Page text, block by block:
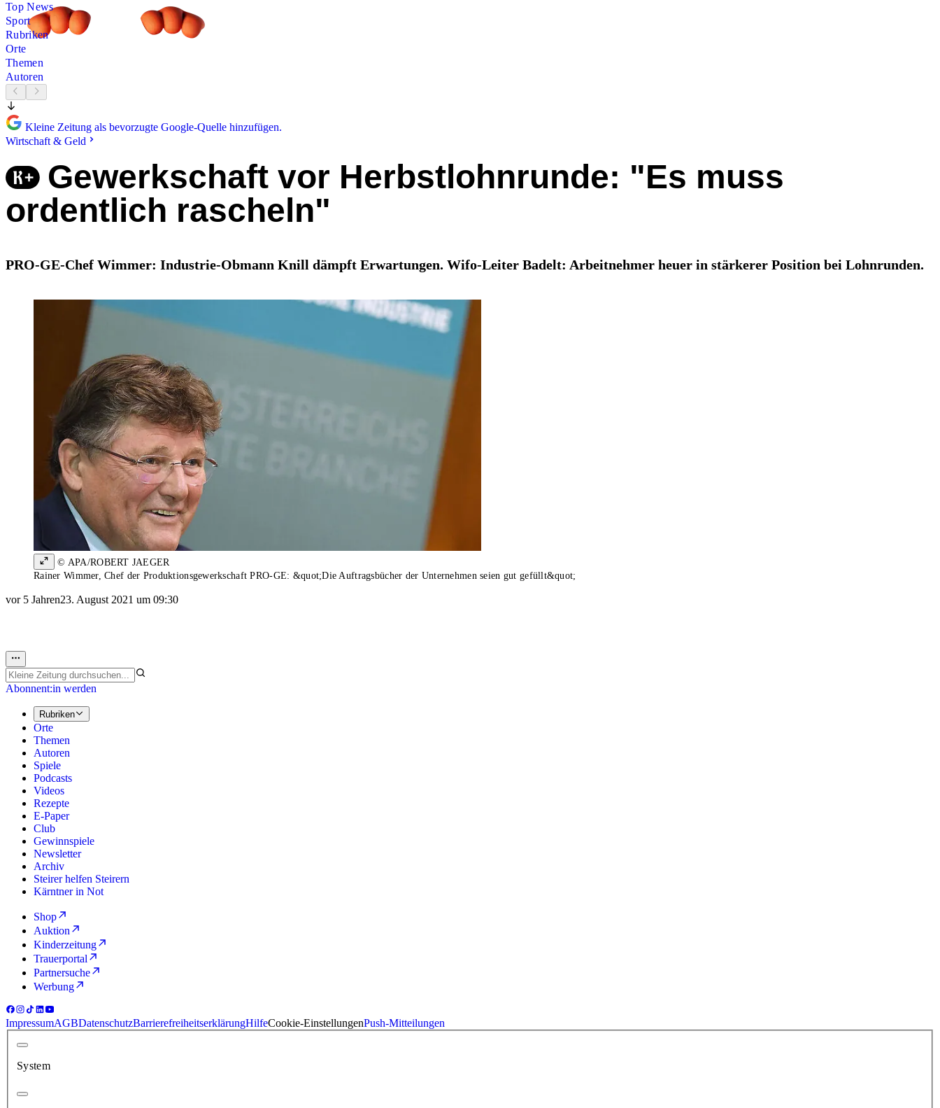
Top News
Sport
Rubriken
Orte
Themen
Autoren
Kleine Zeitung als bevorzugte Google-Quelle hinzufügen.
Wirtschaft & Geld
Gewerkschaft vor Herbstlohnrunde: "Es muss
ordentlich rascheln"
PRO-GE-Chef Wimmer: Industrie-Obmann Knill dämpft Erwartungen. Wifo-Leiter Badelt: Arbeitnehmer heuer in stärkerer Position bei Lohnrunden.
© APA/ROBERT JAEGER
Rainer Wimmer, Chef der Produktionsgewerkschaft PRO-GE: &quot;Die Auftragsbücher der Unternehmen seien gut gefüllt&quot;
vor 5 Jahren23. August 2021 um 09:30
Abonnent:in werden
Rubriken
Orte
Themen
Autoren
Spiele
Podcasts
Videos
Rezepte
E-Paper
Club
Gewinnspiele
Newsletter
Archiv
Steirer helfen Steirern
Kärntner in Not
Shop
Auktion
Kinderzeitung
Trauerportal
Partnersuche
Werbung
ImpressumAGBDatenschutzBarrierefreiheitserklärungHilfeCookie-EinstellungenPush-Mitteilungen
System